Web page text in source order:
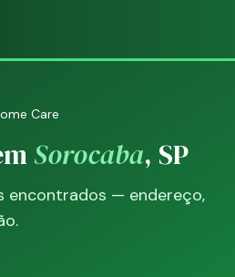
Care
Sorocaba, SP
encontrados — endereço,